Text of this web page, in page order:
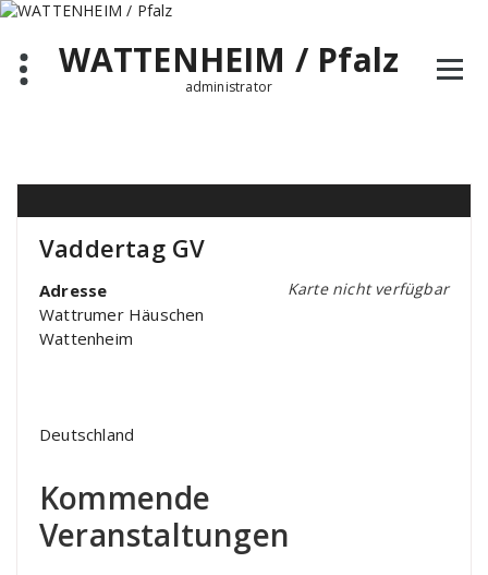
Zum
springenWATTENHEIM / Pfalz
administrator
Vaddertag GV
Karte nicht verfügbar
Adresse
Wattrumer Häuschen
Wattenheim
Deutschland
Kommende
Veranstaltungen